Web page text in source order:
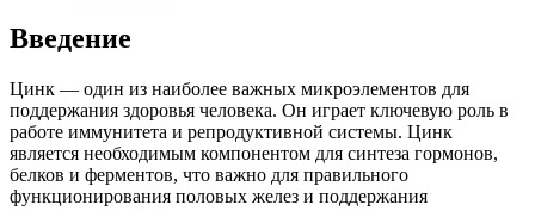
Введение
Цинк — один из наиболее важных микроэлементов для
поддержания здоровья человека. Он играет ключевую роль в
работе иммунитета и репродуктивной системы. Цинк
является необходимым компонентом для синтеза гормонов,
белков и ферментов, что важно для правильного
функционирования половых желез и поддержания